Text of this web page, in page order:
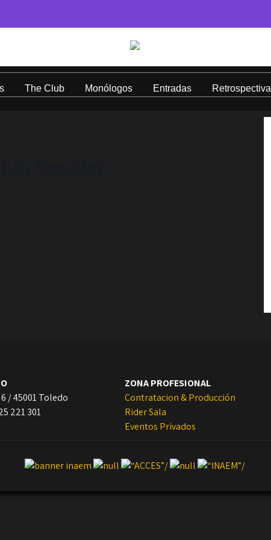
The Club Monólogos Entradas Retrospectiva
/ 45001 Toledo
221 301
ZONA PROFESIONAL
Contratacion & Producción
Rider Sala
Eventos Privados